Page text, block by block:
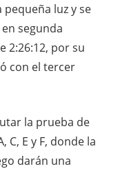
luz y se
segunda
2:26:12, por su
con el tercer
la prueba de
C, E y F, donde la
darán una